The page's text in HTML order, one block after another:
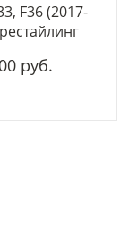
F36 (2017-
руб.